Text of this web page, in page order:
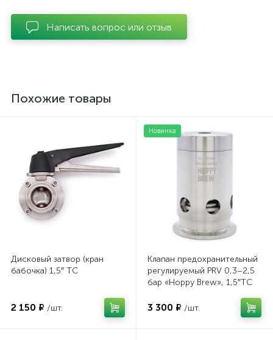
Написать вопрос или отзыв
Похожие товары
Дисковый затвор (кран
бабочка) 1,5″ TC
2 150 ₽ /шт.
Новинка
Клапан предохранительный
регулируемый PRV 0,3–2,5
бар «Hoppy Brew», 1,5″TC
3 300 ₽ /шт.